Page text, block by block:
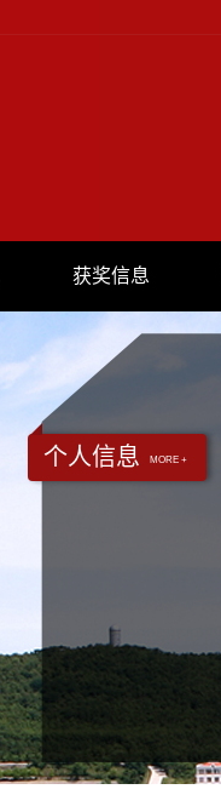
获奖信息
个人信息 MORE +